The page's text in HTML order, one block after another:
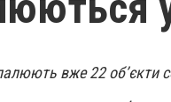
вже 22 об’єкти